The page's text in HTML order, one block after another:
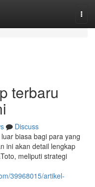
terbaru
Discuss
biasa bagi para yang
ini akan detail lengkap
meliputi strategi
39968015/artikel-